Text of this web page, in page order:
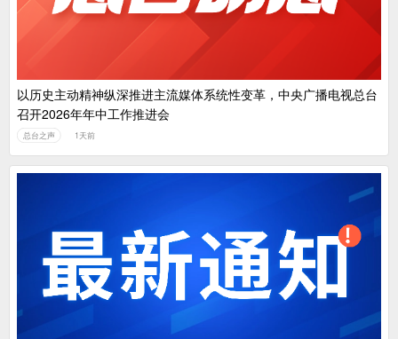
以历史主动精神纵深推进主流媒体系统性变革，中央广播电视总台
召开2026年年中工作推进会
总台之声 1天前